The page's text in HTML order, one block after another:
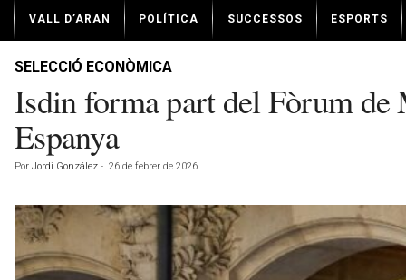
t
VALL D’ARAN POLÍTICA SUCCESSOS ESPORTS
SELECCIÓ ECONÒMICA
Isdin forma part del Fòrum de
Espanya
Por Jordi González - 26 de febrer de 2026